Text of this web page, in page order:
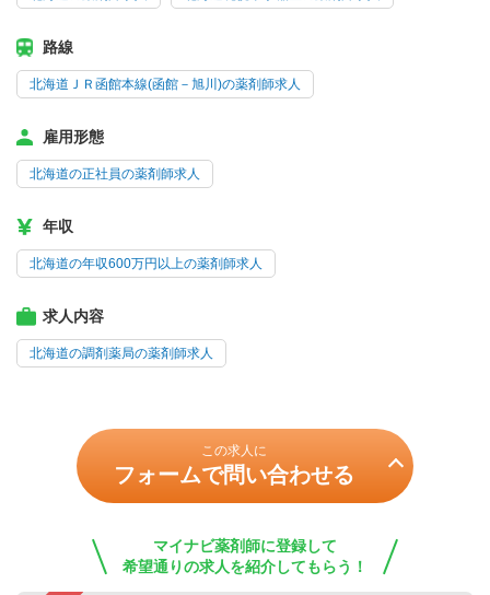
路線
北海道ＪＲ函館本線(函館－旭川)の薬剤師求人
雇用形態
北海道の正社員の薬剤師求人
年収
北海道の年収600万円以上の薬剤師求人
求人内容
北海道の調剤薬局の薬剤師求人
この求人に
フォームで問い合わせる
マイナビ薬剤師に登録して
希望通りの求人を紹介してもらう！